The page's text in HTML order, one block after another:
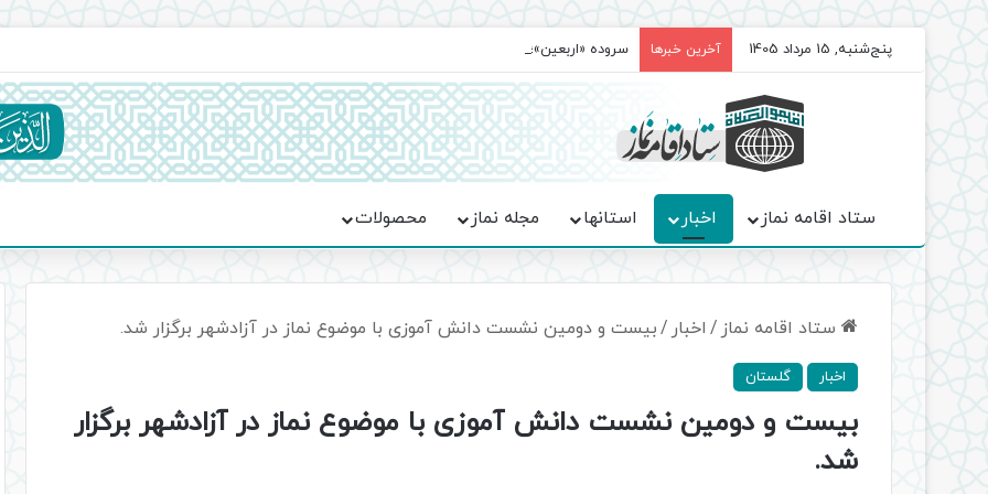
پنج‌شنبه, 15 مرداد 1405 آخرین خبرها سروده‌ «اربعین»؛ روایت حماسه، استقامت و تمدن‌سازی امت اسلامی
ستاد اقامه نماز اخبار استانها مجله نماز محصولات
ستاد اقامه نماز / اخبار /بیست و دومین نشست دانش آموزی با موضوع نماز در آزادشهر برگزار شد.
اخبار گلستان
بیست و دومین نشست دانش آموزی با موضوع نماز در آزادشهر برگزار
شد.